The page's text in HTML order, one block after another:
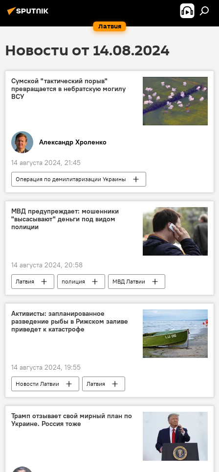
Латвия
Новости от 14.08.2024
Сумской "тактический порыв"
превращается в небратскую могилу
ВСУ
Александр Хроленко
14 августа 2024, 21:45
Операция по демилитаризации Украины
Россия
Украина
военная операция
НАТО
безопасность
МВД предупреждает: мошенники
"высасывают" деньги под видом
полиции
14 августа 2024, 20:58
Латвия полиция
МВД Латвии
деньги
мошенники
Активисты: запланированное
разведение рыбы в Рижском заливе
приведет к катастрофе
14 августа 2024, 19:55
Новости Латвии
Латвия
Балтийское море
рыба катастрофа
Трамп отзывает свой мирный план по
Украине. Россия тоже